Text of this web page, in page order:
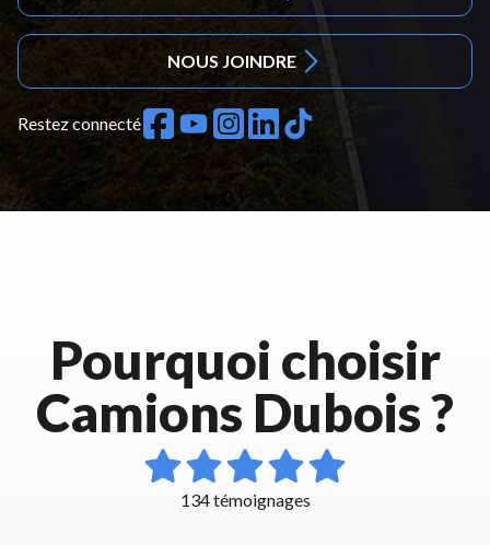
NOUS JOINDRE
Restez connecté
Pourquoi choisir
Camions Dubois ?
134 témoignages